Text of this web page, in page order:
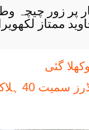
زور چیچہ
ممتاز
گئی
کی تصدیق